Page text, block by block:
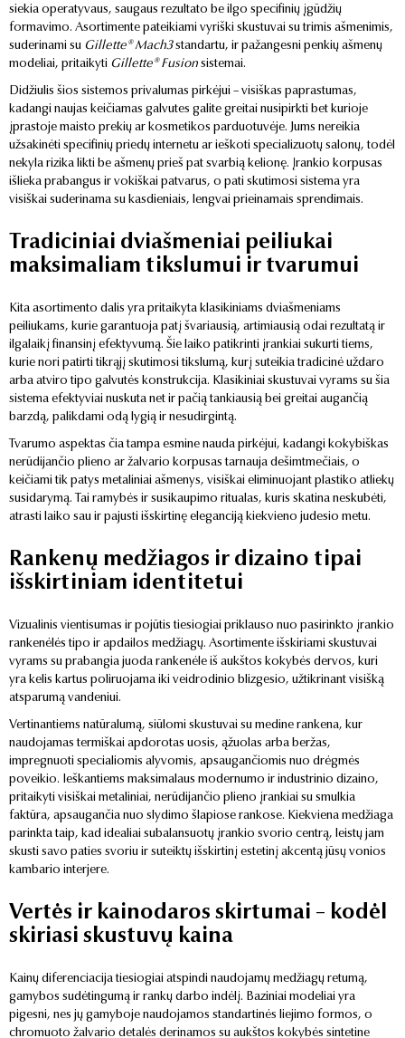
siekia operatyvaus, saugaus rezultato be ilgo specifinių įgūdžių
formavimo. Asortimente pateikiami vyriški skustuvai su trimis ašmenimis,
suderinami su Gillette® Mach3standartu, ir pažangesni penkių ašmenų
modeliai, pritaikyti Gillette® Fusion sistemai.
Didžiulis šios sistemos privalumas pirkėjui – visiškas paprastumas,
kadangi naujas keičiamas galvutes galite greitai nusipirkti bet kurioje
įprastoje maisto prekių ar kosmetikos parduotuvėje. Jums nereikia
užsakinėti specifinių priedų internetu ar ieškoti specializuotų salonų, todėl
nekyla rizika likti be ašmenų prieš pat svarbią kelionę. Įrankio korpusas
išlieka prabangus ir vokiškai patvarus, o pati skutimosi sistema yra
visiškai suderinama su kasdieniais, lengvai prieinamais sprendimais.
Tradiciniai dviašmeniai peiliukai
maksimaliam tikslumui ir tvarumui
Kita asortimento dalis yra pritaikyta klasikiniams dviašmeniams
peiliukams, kurie garantuoja patį švariausią, artimiausią odai rezultatą ir
ilgalaikį finansinį efektyvumą. Šie laiko patikrinti įrankiai sukurti tiems,
kurie nori patirti tikrąjį skutimosi tikslumą, kurį suteikia tradicinė uždaro
arba atviro tipo galvutės konstrukcija. Klasikiniai skustuvai vyrams su šia
sistema efektyviai nuskuta net ir pačią tankiausią bei greitai augančią
barzdą, palikdami odą lygią ir nesudirgintą.
Tvarumo aspektas čia tampa esmine nauda pirkėjui, kadangi kokybiškas
nerūdijančio plieno ar žalvario korpusas tarnauja dešimtmečiais, o
keičiami tik patys metaliniai ašmenys, visiškai eliminuojant plastiko atliekų
susidarymą. Tai ramybės ir susikaupimo ritualas, kuris skatina neskubėti,
atrasti laiko sau ir pajusti išskirtinę eleganciją kiekvieno judesio metu.
Rankenų medžiagos ir dizaino tipai
išskirtiniam identitetui
Vizualinis vientisumas ir pojūtis tiesiogiai priklauso nuo pasirinkto įrankio
rankenėlės tipo ir apdailos medžiagų. Asortimente išskiriami skustuvai
vyrams su prabangia juoda rankenėle iš aukštos kokybės dervos, kuri
yra kelis kartus poliruojama iki veidrodinio blizgesio, užtikrinant visišką
atsparumą vandeniui.
Vertinantiems natūralumą, siūlomi skustuvai su medine rankena, kur
naudojamas termiškai apdorotas uosis, ąžuolas arba beržas,
impregnuoti specialiomis alyvomis, apsaugančiomis nuo drėgmės
poveikio. Ieškantiems maksimalaus modernumo ir industrinio dizaino,
pritaikyti visiškai metaliniai, nerūdijančio plieno įrankiai su smulkia
faktūra, apsaugančia nuo slydimo šlapiose rankose. Kiekviena medžiaga
parinkta taip, kad idealiai subalansuotų įrankio svorio centrą, leistų jam
skusti savo paties svoriu ir suteiktų išskirtinį estetinį akcentą jūsų vonios
kambario interjere.
Vertės ir kainodaros skirtumai – kodėl
skiriasi skustuvų kaina
Kainų diferenciacija tiesiogiai atspindi naudojamų medžiagų retumą,
gamybos sudėtingumą ir rankų darbo indėlį. Baziniai modeliai yra
pigesni, nes jų gamyboje naudojamos standartinės liejimo formos, o
chromuoto žalvario detalės derinamos su aukštos kokybės sintetine